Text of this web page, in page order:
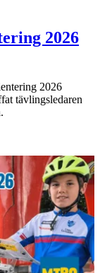
2026
2026
tävlingsledaren